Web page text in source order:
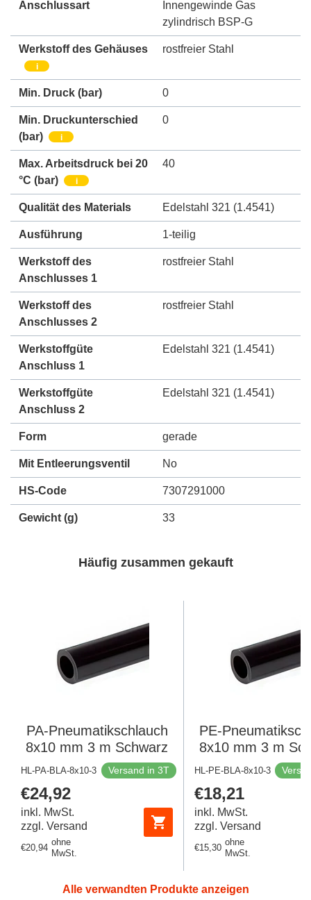
Anschlussart
Innengewinde Gas
zylindrisch BSP-G
Werkstoff des Gehäuses
i
rostfreier Stahl
Min. Druck (bar) 0
Min. Druckunterschied
(bar)
i
0
Max. Arbeitsdruck bei 20
°C (bar)
i
40
Qualität des Materials Edelstahl 321 (1.4541)
Ausführung 1-teilig
Werkstoff des
Anschlusses 1
rostfreier Stahl
Werkstoff des
Anschlusses 2
rostfreier Stahl
Werkstoffgüte
Anschluss 1
Edelstahl 321 (1.4541)
Werkstoffgüte
Anschluss 2
Edelstahl 321 (1.4541)
Form gerade
Mit Entleerungsventil No
HS-Code 7307291000
Gewicht (g) 33
Häufig zusammen gekauft
PA-Pneumatikschlauch
8x10 mm 3 m Schwarz
HL-PA-BLA-8x10-3 Versand in 3T
Regulärer
Preis
€24,92
inkl. MwSt.
zzgl. Versand
Regulärer
€20,94
ohne
MwSt.
PE-
8x10 mm 3 m
HL-PE-BLA-8x10-3
Regulärer
Preis
€18,21
inkl. MwSt.
zzgl. Versand
Regulärer
€15,30
ohne
MwSt.
Alle verwandten Produkte anzeigen